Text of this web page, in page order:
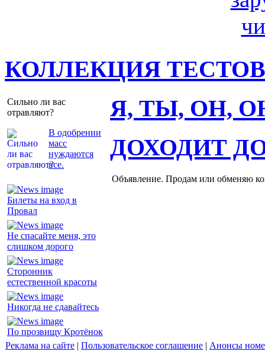
КОЛЛЕКЦИЯ ТЕСТОВ
Сильно ли вас
отравляют?
В одобрении
масс
нуждаются
все.
Я, ТЫ, ОН,
Билеты на вход в
Провал
Не спасайте меня, это
слишком дорого
Сторонник
естественной красоты
Никогда не сдавайтесь
По прозвищу Кротёнок
ДОХОДИТ
Объявление. Продам или обменяю
Реклама на сайте | Пользовательское соглашение | Анонсы